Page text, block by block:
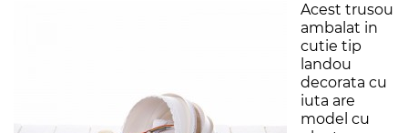
Acest trusou
ambalat in
cutie tip
landou
decorata cu
iuta are
model cu